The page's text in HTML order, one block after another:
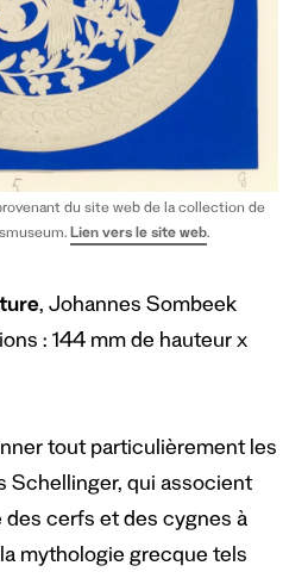
du site web de la collection de
Lien vers le site web.
, Johannes Sombeek
: 144 mm de hauteur x
tout particulièrement les
Schellinger, qui associent
des cerfs et des cygnes à
mythologie grecque tels